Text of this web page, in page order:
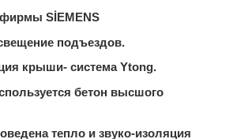
фирмы SİEMENS
подъездов.
крыши- система Ytong.
бетон высшого
тепло и звуко-изоляция